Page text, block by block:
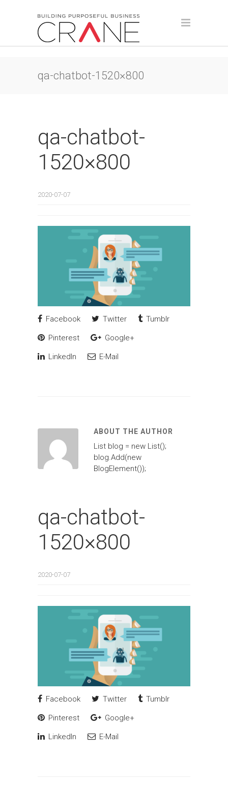
qa-chatbot-1520×800
qa-chatbot-
1520×800
2020-07-07
Facebook Twitter Tumblr
Pinterest Google+
LinkedIn E-Mail
ABOUT THE AUTHOR
List blog = new List();
blog.Add(new
BlogElement());
qa-chatbot-
1520×800
2020-07-07
Facebook Twitter Tumblr
Pinterest Google+
LinkedIn E-Mail